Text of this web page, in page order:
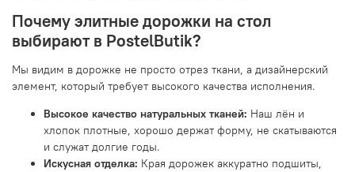
Почему элитные дорожки на стол
выбирают в PostelButik?
Мы видим в дорожке не просто отрез ткани, а дизайнерский
элемент, который требует высокого качества исполнения.
Высокое качество натуральных тканей: Наш лён и
хлопок плотные, хорошо держат форму, не скатываются
и служат долгие годы.
Искусная отделка: Края дорожек аккуратно подшиты,